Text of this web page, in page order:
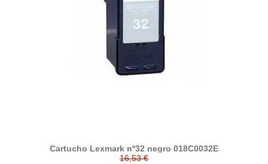
Cartucho Lexmark nº32 negro 018C0032E
16,53 €